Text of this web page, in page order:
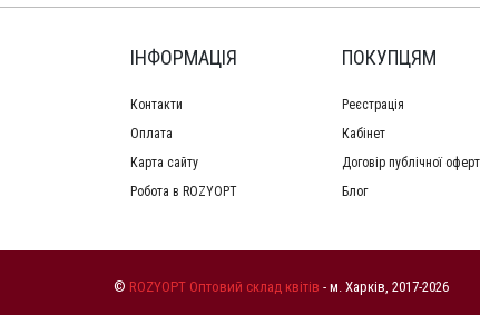
ІНФОРМАЦІЯ
Контакти
Оплата
Карта сайту
Робота в ROZYOPT
ПОКУПЦЯМ
Реєстрація
Кабінет
Договір публічної
Блог
© ROZYOPT Оптовий склад квітів - м. Харків, 2017-2026